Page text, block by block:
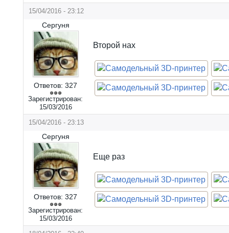
15/04/2016 - 23:12
Сергуня
Ответов: 327
Зарегистрирован:
15/03/2016
Второй нах
15/04/2016 - 23:13
Сергуня
Ответов: 327
Зарегистрирован:
15/03/2016
Еще раз